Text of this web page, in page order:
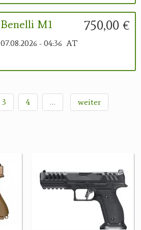
750,00 €
Benelli M1
07.08.2026 - 04:36 AT
3 4 … weiter